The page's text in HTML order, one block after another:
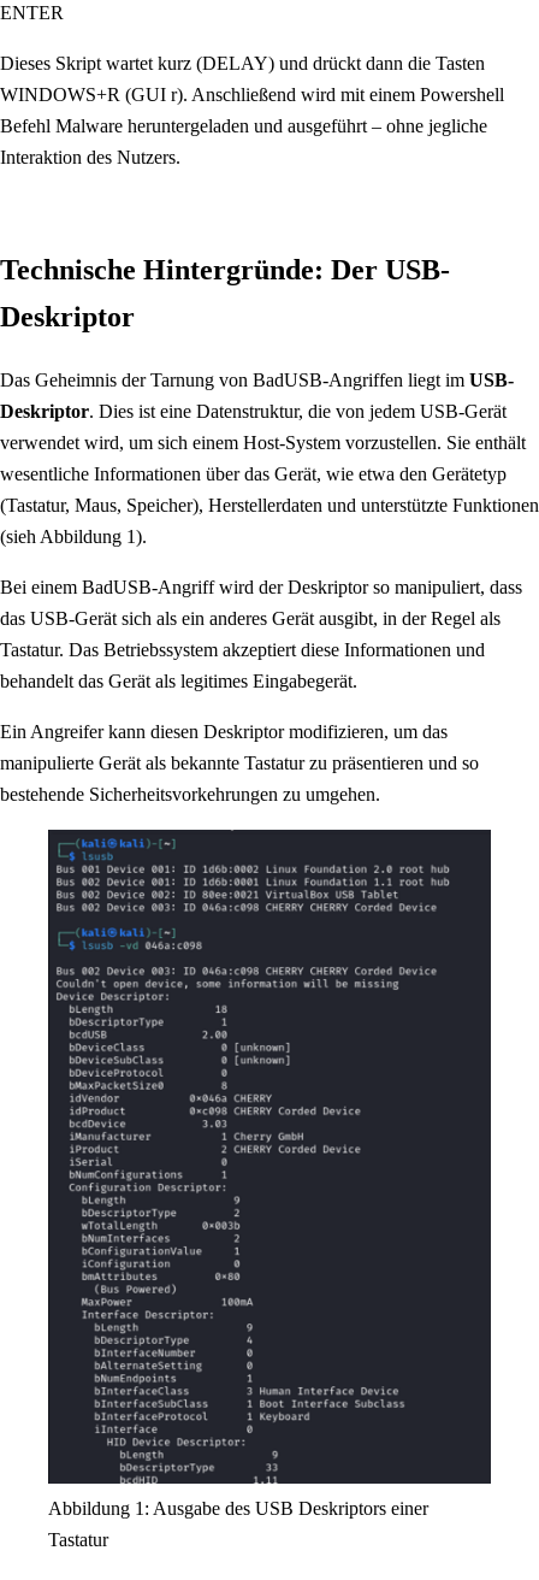
ENTER
Dieses Skript wartet kurz (DELAY) und drückt dann die Tasten
WINDOWS+R (GUI r). Anschließend wird mit einem Powershell
Befehl Malware heruntergeladen und ausgeführt – ohne jegliche
Interaktion des Nutzers.
Technische Hintergründe: Der USB-
Deskriptor
Das Geheimnis der Tarnung von BadUSB-Angriffen liegt im USB-
Deskriptor. Dies ist eine Datenstruktur, die von jedem USB-Gerät
verwendet wird, um sich einem Host-System vorzustellen. Sie enthält
wesentliche Informationen über das Gerät, wie etwa den Gerätetyp
(Tastatur, Maus, Speicher), Herstellerdaten und unterstützte Funktionen
(sieh Abbildung 1).
Bei einem BadUSB-Angriff wird der Deskriptor so manipuliert, dass
das USB-Gerät sich als ein anderes Gerät ausgibt, in der Regel als
Tastatur. Das Betriebssystem akzeptiert diese Informationen und
behandelt das Gerät als legitimes Eingabegerät.
Ein Angreifer kann diesen Deskriptor modifizieren, um das
manipulierte Gerät als bekannte Tastatur zu präsentieren und so
bestehende Sicherheitsvorkehrungen zu umgehen.
Abbildung 1: Ausgabe des USB Deskriptors einer
Tastatur